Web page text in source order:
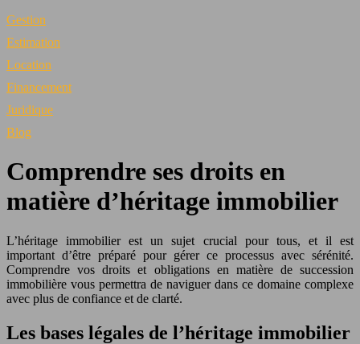
Gestion
Estimation
Location
Financement
Juridique
Blog
Comprendre ses droits en
matière d’héritage immobilier
L’héritage immobilier est un sujet crucial pour tous, et il est
important d’être préparé pour gérer ce processus avec sérénité.
Comprendre vos droits et obligations en matière de succession
immobilière vous permettra de naviguer dans ce domaine complexe
avec plus de confiance et de clarté.
Les bases légales de l’héritage immobilier